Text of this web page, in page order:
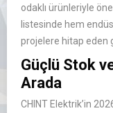
odaklı ürünleriyle
listesinde hem
projelere hitap eden
Güçlü Stok
Arada
CHINT Elektrik’in